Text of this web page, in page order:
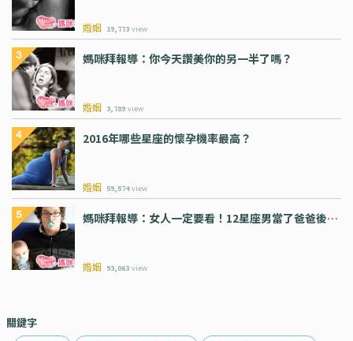
婚姻 19,773 view
媽咪拜報導：你今天讚美你的另一半了嗎？
婚姻 3,789 view
2016年哪些星座的懷孕機率最高？
婚姻 59,574 view
媽咪拜報導：女人一定要看！12星座男當了爸爸後…
婚姻 93,063 view
關鍵字